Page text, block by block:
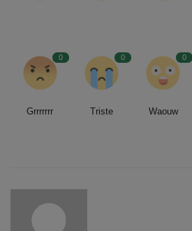
0
Grrrrrrr
0
Triste
0
Waouw